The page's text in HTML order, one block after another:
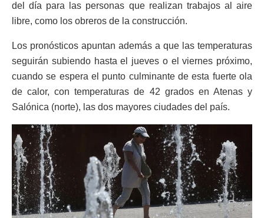
del día para las personas que realizan trabajos al aire
libre, como los obreros de la construcción.
Los pronósticos apuntan además a que las temperaturas
seguirán subiendo hasta el jueves o el viernes próximo,
cuando se espera el punto culminante de esta fuerte ola
de calor, con temperaturas de 42 grados en Atenas y
Salónica (norte), las dos mayores ciudades del país.